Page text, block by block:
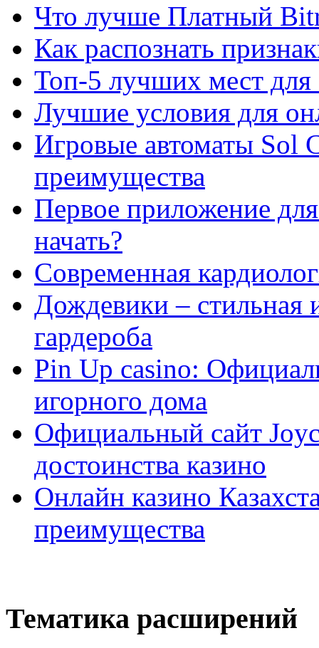
Что лучше Платный
Как распознать
Топ-5 лучших мест для
Лучшие условия для
Игровые автоматы Sol
преимущества
Первое приложение
начать?
Современная
Дождевики – стильная
гардероба
Pin Up casino:
игорного дома
Официальный сайт
достоинства казино
Онлайн казино
преимущества
Тематика расширений